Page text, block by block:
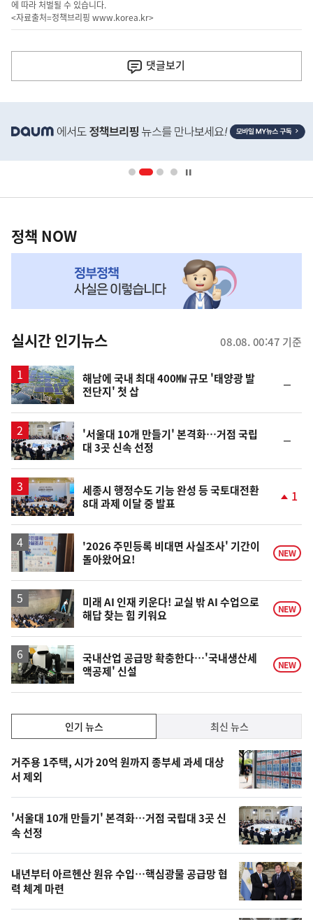
에 따라 처벌될 수 있습니다.
<자료출처=정책브리핑 www.korea.kr>
다
음
기
댓글보기
단
영
책
NOW,
뉴
스
정책 NOW
실시간 인기뉴스 08.08. 00:47 기준
해남에 국내 최대 400㎿ 규모 '태양광 발
전단지' 첫 삽
일
'서울대 10개 만들기' 본격화…거점 국립
대 3곳 신속 선정
일
세종시 행정수도 기능 완성 등 국토대전환
8대 과제 이달 중 발표
승
1
'2026 주민등록 비대면 사실조사' 기간이
돌아왔어요!
NEW
미래 AI 인재 키운다! 교실 밖 AI 수업으로
해답 찾는 힘 키워요
NEW
국내산업 공급망 확충한다…'국내생산세
액공제' 신설
NEW
기,
최
신,
오
늘
의
영
상
인기 뉴스 최신 뉴스
기
뉴
스
거주용 1주택, 시가 20억 원까지 종부세 과세 대상
서 제외
'서울대 10개 만들기' 본격화…거점 국립대 3곳 신
속 선정
내년부터 아르헨산 원유 수입…핵심광물 공급망 협
력 체계 마련